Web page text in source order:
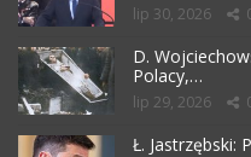
lip 30, 2026
D.
Polacy,…
lip 29, 2026
Ł. Jastrzębski: